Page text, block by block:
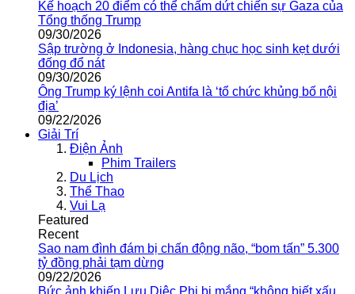
Kế hoạch 20 điểm có thể chấm dứt chiến sự Gaza của
Tổng thống Trump
09/30/2026
Sập trường ở Indonesia, hàng chục học sinh kẹt dưới
đống đổ nát
09/30/2026
Ông Trump ký lệnh coi Antifa là ‘tổ chức khủng bố nội
địa’
09/22/2026
Giải Trí
Điện Ảnh
Phim Trailers
Du Lịch
Thể Thao
Vui Lạ
Featured
Recent
Sao nam đình đám bị chấn động não, “bom tấn” 5.300
tỷ đồng phải tạm dừng
09/22/2026
Bức ảnh khiến Lưu Diệc Phi bị mắng “không biết xấu